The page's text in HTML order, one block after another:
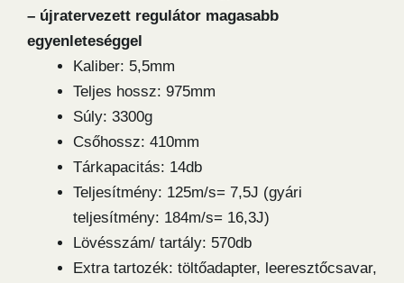
– újratervezett regulátor magasabb
egyenleteséggel
Kaliber: 5,5mm
Teljes hossz: 975mm
Súly: 3300g
Csőhossz: 410mm
Tárkapacitás: 14db
Teljesítmény: 125m/s= 7,5J (gyári
teljesítmény: 184m/s= 16,3J)
Lövésszám/ tartály: 570db
Extra tartozék: töltőadapter, leeresztőcsavar,